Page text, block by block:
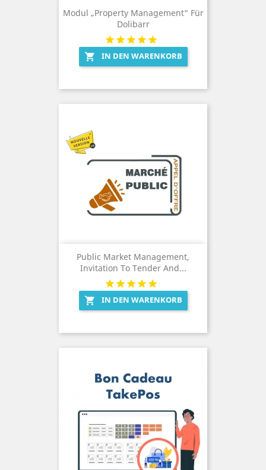
Modul „Property Management“ Für
Dolibarr
 IN DEN WARENKORB
Public Market Management,
Invitation To Tender And...
 IN DEN WARENKORB